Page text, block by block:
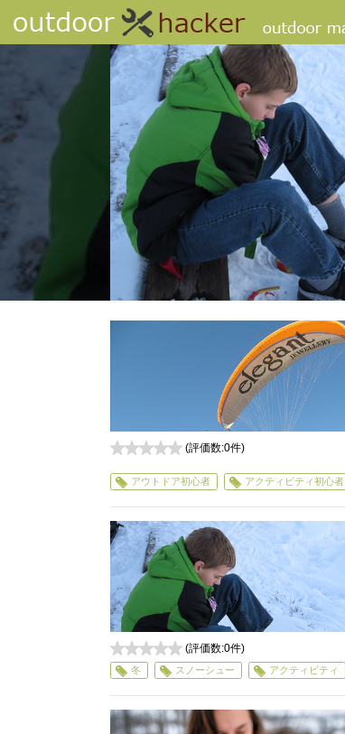
(評価数:0件)
アウトドア初心者 アクティビティ初心者
0
(評価数:0件)
冬 スノーシュー アクティビティ